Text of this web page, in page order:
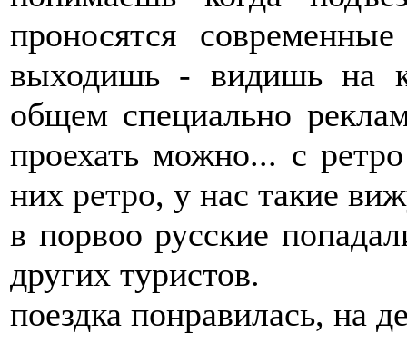
проносятся
выходишь - видишь на
общем специально
проехать можно... с
них ретро, у нас такие
в порвоо русские
других туристов.
поездка понравилась, на